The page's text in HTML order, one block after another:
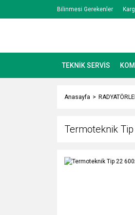
Bilinmesi Gerekenler
TEKNİK SERVİS
Anasayfa
Termoteknik